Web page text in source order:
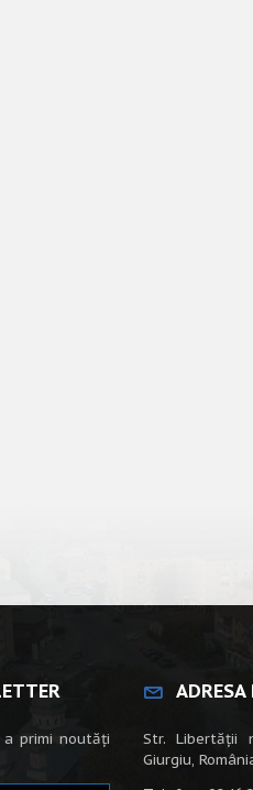
primi noutăți
Str. Libertății
Giurgiu,